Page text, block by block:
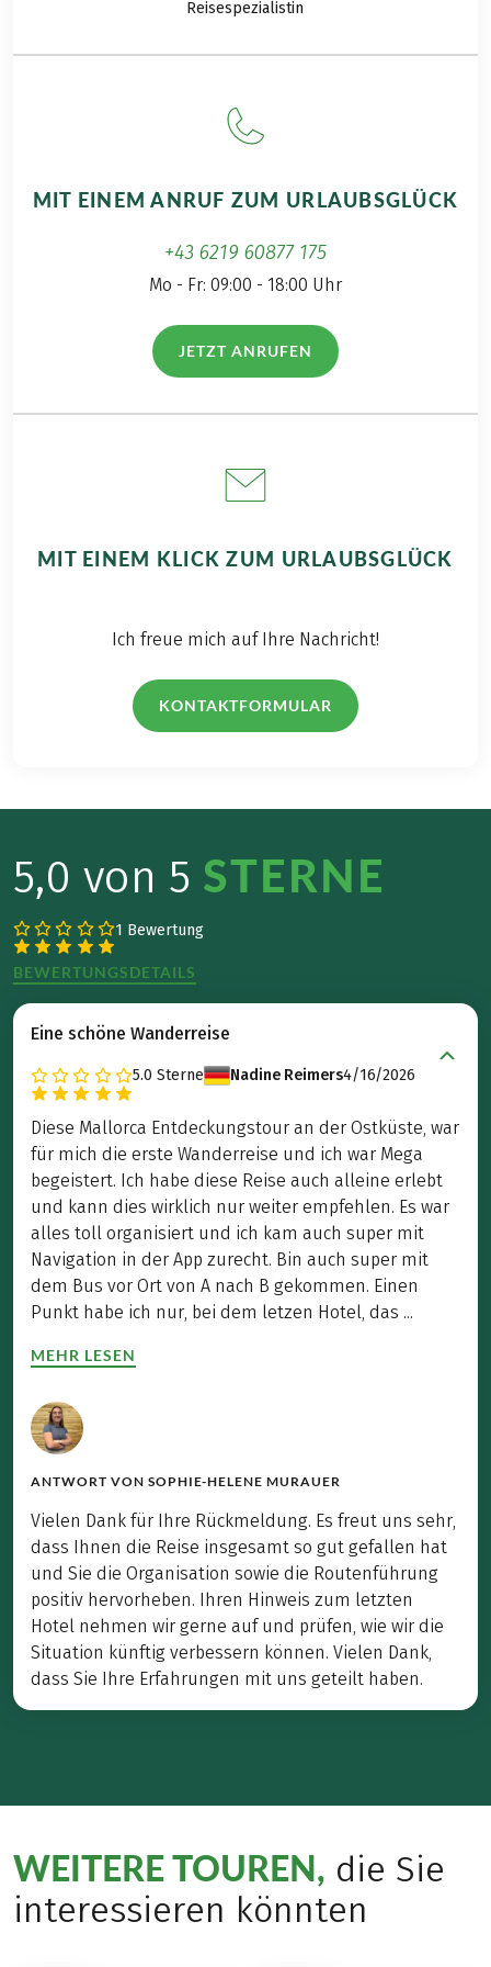
Gedrucktes Routenbuch, pro Zimmer € 20,-
Weitere wichtige Informationen gemäß
Reisespezialistin
MIT EINEM ANRUF ZUM URLAUBSGLÜCK
+43 6219 60877 175
Mo - Fr: 09:00 - 18:00 Uhr
JETZT ANRUFEN(LINK ÖFFNET IN NEUEM TAB)
MIT EINEM KLICK ZUM URLAUBSGLÜCK
Ich freue mich auf Ihre Nachricht!
KONTAKTFORMULAR
5,0 von 5 STERNE
1 Bewertung
BEWERTUNGSDETAILS
Eine schöne Wanderreise
5.0 Sterne Nadine Reimers4/16/2026
Diese Mallorca Entdeckungstour an der Ostküste, war
für mich die erste Wanderreise und ich war Mega
begeistert. Ich habe diese Reise auch alleine erlebt
und kann dies wirklich nur weiter empfehlen. Es war
alles toll organisiert und ich kam auch super mit
Navigation in der App zurecht. Bin auch super mit
dem Bus vor Ort von A nach B gekommen. Einen
Punkt habe ich nur, bei dem letzen Hotel, das ...
MEHR LESEN
ANTWORT VON SOPHIE-HELENE MURAUER
Vielen Dank für Ihre Rückmeldung. Es freut uns sehr,
dass Ihnen die Reise insgesamt so gut gefallen hat
und Sie die Organisation sowie die Routenführung
positiv hervorheben. Ihren Hinweis zum letzten
Hotel nehmen wir gerne auf und prüfen, wie wir die
Situation künftig verbessern können. Vielen Dank,
dass Sie Ihre Erfahrungen mit uns geteilt haben.
WEITERE TOUREN, die Sie
interessieren könnten